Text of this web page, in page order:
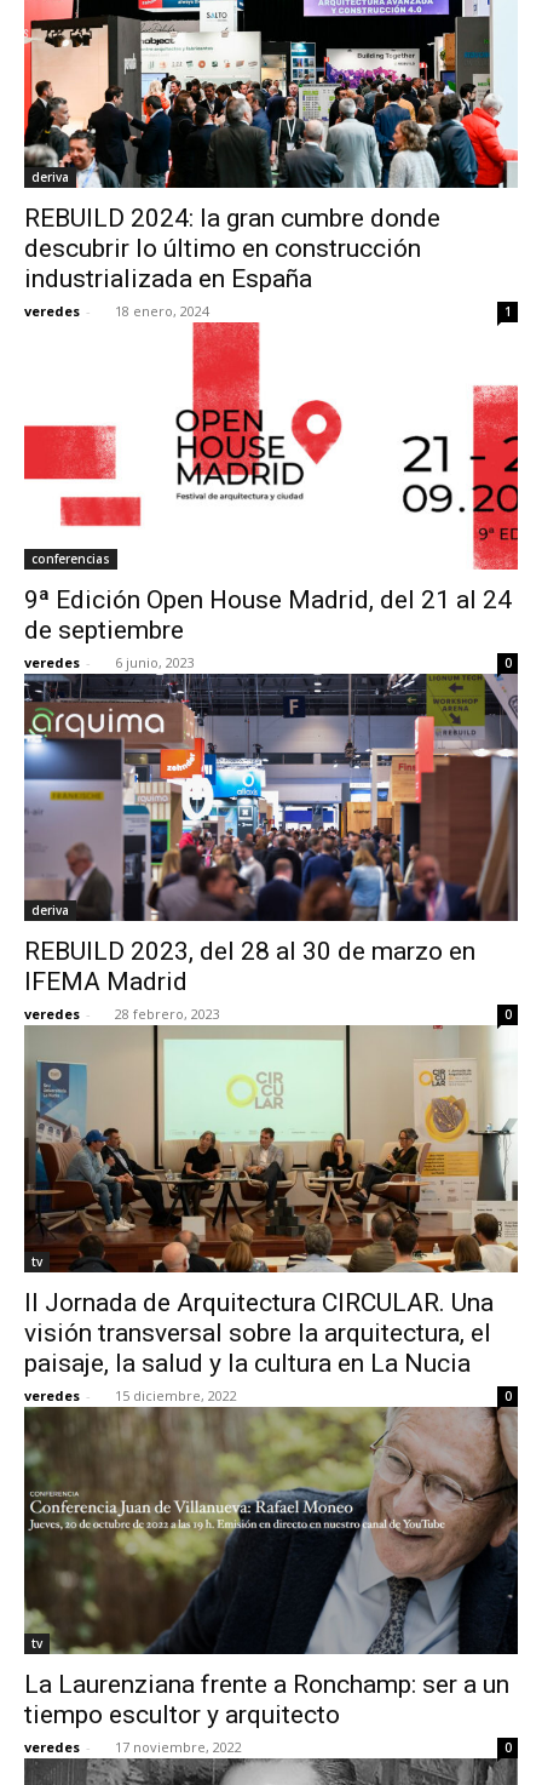
deriva
REBUILD 2024: la gran cumbre donde
descubrir lo último en construcción
industrializada en España
veredes - 18 enero, 2024 1
conferencias
9ª Edición Open House Madrid, del 21 al 24
de septiembre
veredes - 6 junio, 2023 0
deriva
REBUILD 2023, del 28 al 30 de marzo en
IFEMA Madrid
veredes - 28 febrero, 2023 0
tv
II Jornada de Arquitectura CIRCULAR. Una
visión transversal sobre la arquitectura, el
paisaje, la salud y la cultura en La Nucia
veredes - 15 diciembre, 2022 0
tv
La Laurenziana frente a Ronchamp: ser a un
tiempo escultor y arquitecto
veredes - 17 noviembre, 2022 0